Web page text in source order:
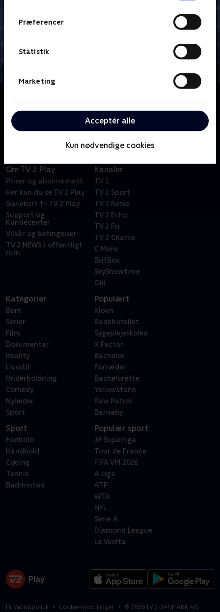
Præferencer
Statistik
Marketing
Acceptér alle
Kun nødvendige cookies
tidlige pionerdage med udforskning af det ydre rum.
Om TV 2 Play
Priser og abonnement
Her kan du se TV 2 Play
Gavekort til TV 2 Play
Support og
Kundecenter
Vilkår og betingelser
TV 2 NEWS i offentligt
rum
Kanaler
TV 2
TV 2 Sport
TV 2 News
TV 2 Echo
TV 2 Fri
TV 2 Charlie
C More
BritBox
SkyShowtime
Oiii
Kategorier
Børn
Serier
Film
Dokumentar
Reality
Livsstil
Underholdning
Comedy
Nyheder
Sport
Populært
Klovn
Badehotellet
Sygeplejeskolen
X Factor
Bachelor
Forræder
Bachelorette
Yellowstone
Paw Patrol
Barnaby
Sport
Fodbold
Håndbold
Cykling
Tennis
Badminton
Populær sport
3F Superliga
Tour de France
FIFA VM 2026
A Liga
ATP
WTA
NFL
Serie A
Diamond League
La Vuelta
Privatlivspolitik Cookie-indstillinger © 2026TV 2 DANMARK A/S